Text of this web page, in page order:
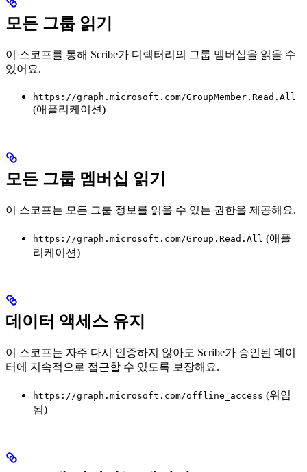
모든 그룹 읽기
이 스코프를 통해 Scribe가 디렉터리의 그룹 멤버십을 읽을 수
있어요.
https://graph.microsoft.com/GroupMember.Read.All
(애플리케이션)
모든 그룹 멤버십 읽기
이 스코프는 모든 그룹 정보를 읽을 수 있는 권한을 제공해요.
https://graph.microsoft.com/Group.Read.All (애플
리케이션)
데이터 액세스 유지
이 스코프는 자주 다시 인증하지 않아도 Scribe가 승인된 데이
터에 지속적으로 접근할 수 있도록 보장해요.
https://graph.microsoft.com/offline_access (위임
됨)